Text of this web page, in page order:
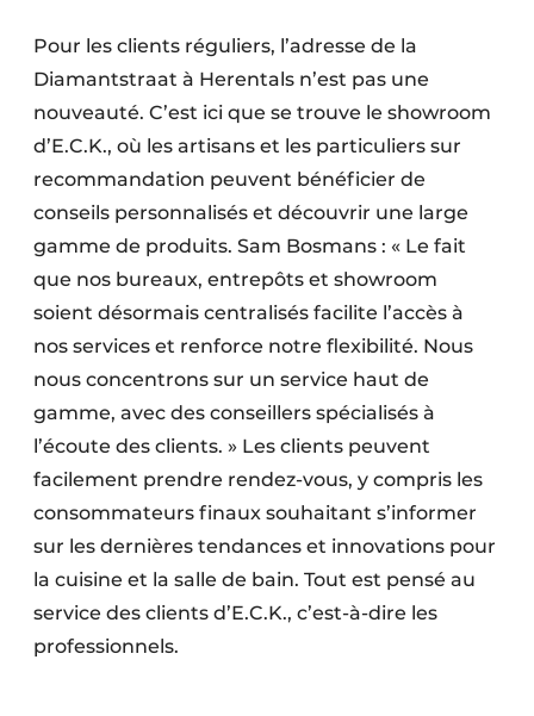
Pour les clients réguliers, l’adresse de la
Diamantstraat à Herentals n’est pas une
nouveauté. C’est ici que se trouve le showroom
d’E.C.K., où les artisans et les particuliers sur
recommandation peuvent bénéficier de
conseils personnalisés et découvrir une large
gamme de produits. Sam Bosmans : « Le fait
que nos bureaux, entrepôts et showroom
soient désormais centralisés facilite l’accès à
nos services et renforce notre flexibilité. Nous
nous concentrons sur un service haut de
gamme, avec des conseillers spécialisés à
l’écoute des clients. » Les clients peuvent
facilement prendre rendez-vous, y compris les
consommateurs finaux souhaitant s’informer
sur les dernières tendances et innovations pour
la cuisine et la salle de bain. Tout est pensé au
service des clients d’E.C.K., c’est-à-dire les
professionnels.